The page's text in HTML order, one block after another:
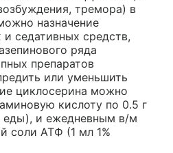
тремора) в
назначение
седативных средств,
ряда
препаратов
или уменьшить
циклосерина можно
кислоту по 0.5 г
еды), и ежедневным в/м
соли АТФ (1 мл 1%